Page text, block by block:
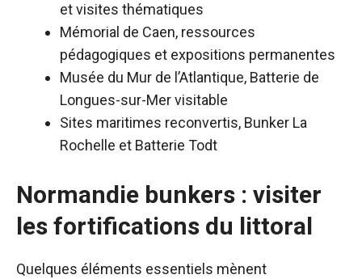
et visites thématiques
Mémorial de Caen, ressources
pédagogiques et expositions permanentes
Musée du Mur de l’Atlantique, Batterie de
Longues-sur-Mer visitable
Sites maritimes reconvertis, Bunker La
Rochelle et Batterie Todt
Normandie bunkers : visiter
les fortifications du littoral
Quelques éléments essentiels mènent